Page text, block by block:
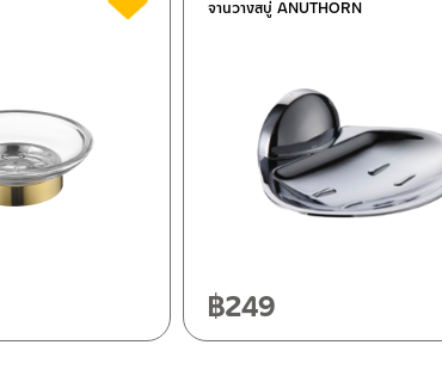
จานวางสบู่ ANUTHORN
฿249